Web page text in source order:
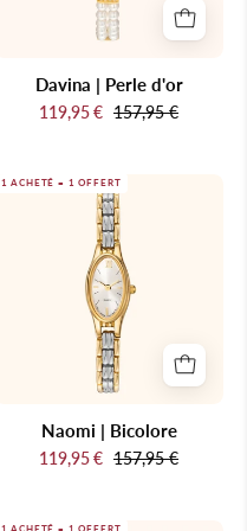
blanc
et
bracelet
en
Davina | Perle d'or
119,95 € 157,95 €
Naomi
|
Bicolore
1 ACHETÉ = 1 OFFERT
Naomi | Bicolore
119,95 € 157,95 €